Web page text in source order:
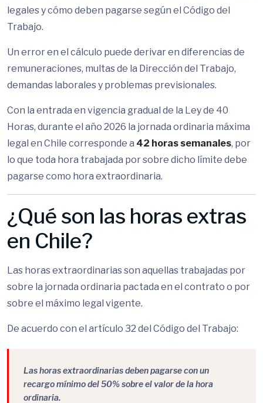
legales y cómo deben pagarse según el Código del
Trabajo.
Un error en el cálculo puede derivar en diferencias de
remuneraciones, multas de la Dirección del Trabajo,
demandas laborales y problemas previsionales.
Con la entrada en vigencia gradual de la Ley de 40
Horas, durante el año 2026 la jornada ordinaria máxima
legal en Chile corresponde a 42 horas semanales, por
lo que toda hora trabajada por sobre dicho límite debe
pagarse como hora extraordinaria.
¿Qué son las horas extras
en Chile?
Las horas extraordinarias son aquellas trabajadas por
sobre la jornada ordinaria pactada en el contrato o por
sobre el máximo legal vigente.
De acuerdo con el artículo 32 del Código del Trabajo:
Las horas extraordinarias deben pagarse con un
recargo mínimo del 50% sobre el valor de la hora
ordinaria.